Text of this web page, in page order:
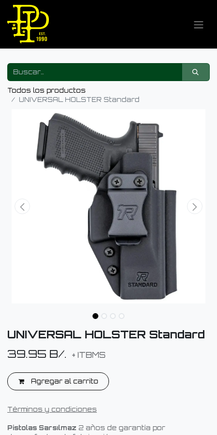
Todos los productos
UNIVERSAL HOLSTER Standard
UNIVERSAL HOLSTER Standard
39.95 B/. + ITBMS
Agregar al carrito
Términos y condiciones
Pistolas Sarsılmaz 2 años de garantía por